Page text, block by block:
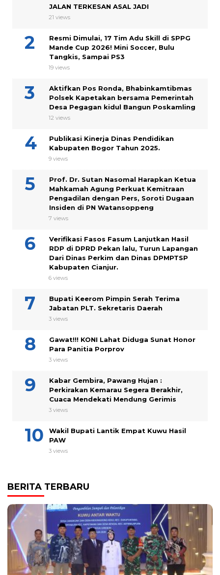
JALAN TERKESAN ASAL JADI
21 views
Resmi Dimulai, 17 Tim Adu Skill di SPPG
Mande Cup 2026! Mini Soccer, Bulu
Tangkis, Sampai PS3
19 views
Aktifkan Pos Ronda, Bhabinkamtibmas
Polsek Kapetakan bersama Pemerintah
Desa Pegagan kidul Bangun Poskamling
12 views
Publikasi Kinerja Dinas Pendidikan
Kabupaten Bogor Tahun 2025.
9 views
Prof. Dr. Sutan Nasomal Harapkan Ketua
Mahkamah Agung Perkuat Kemitraan
Pengadilan dengan Pers, Soroti Dugaan
Insiden di PN Watansoppeng
7 views
Verifikasi Fasos Fasum Lanjutkan Hasil
RDP di DPRD Pekan lalu, Turun Lapangan
Dari Dinas Perkim dan Dinas DPMPTSP
Kabupaten Cianjur.
6 views
Bupati Keerom Pimpin Serah Terima
Jabatan PLT. Sekretaris Daerah
3 views
Gawat!!! KONI Lahat Diduga Sunat Honor
Para Panitia Porprov
3 views
Kabar Gembira, Pawang Hujan :
Perkirakan Kemarau Segera Berakhir,
Cuaca Mendekati Mendung Gerimis
3 views
Wakil Bupati Lantik Empat Kuwu Hasil
PAW
3 views
BERITA TERBARU